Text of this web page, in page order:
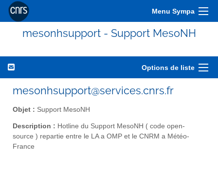
Menu Sympa
mesonhsupport - Support MesoNH
Options de liste
mesonhsupport@services.cnrs.fr
Objet : Support MesoNH
Description : Hotline du Support MesoNH ( code open-
source ) repartie entre le LA a OMP et le CNRM a Météo-
France